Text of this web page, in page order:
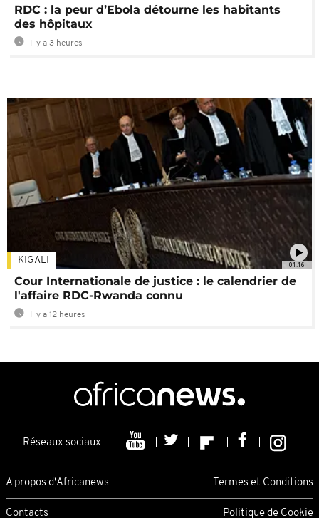
RDC : la peur d’Ebola détourne les habitants
des hôpitaux
Il y a 3 heures
01:16
KIGALI
Cour Internationale de justice : le calendrier de
l'affaire RDC-Rwanda connu
Il y a 12 heures
Réseaux sociaux
A propos d'Africanews Termes et Conditions
Contacts Politique de Cookie